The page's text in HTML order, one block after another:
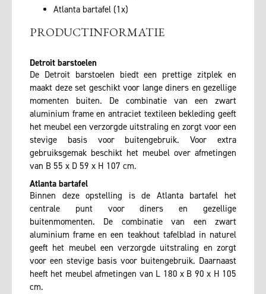
Atlanta bartafel (1x)
PRODUCTINFORMATIE
Detroit barstoelen
De Detroit barstoelen biedt een prettige zitplek en
maakt deze set geschikt voor lange diners en gezellige
momenten buiten. De combinatie van een zwart
aluminium frame en antraciet textileen bekleding geeft
het meubel een verzorgde uitstraling en zorgt voor een
stevige basis voor buitengebruik. Voor extra
gebruiksgemak beschikt het meubel over afmetingen
van B 55 x D 59 x H 107 cm.
Atlanta bartafel
Binnen deze opstelling is de Atlanta bartafel het
centrale punt voor diners en gezellige
buitenmomenten. De combinatie van een zwart
aluminium frame en een teakhout tafelblad in naturel
geeft het meubel een verzorgde uitstraling en zorgt
voor een stevige basis voor buitengebruik. Daarnaast
heeft het meubel afmetingen van L 180 x B 90 x H 105
cm.